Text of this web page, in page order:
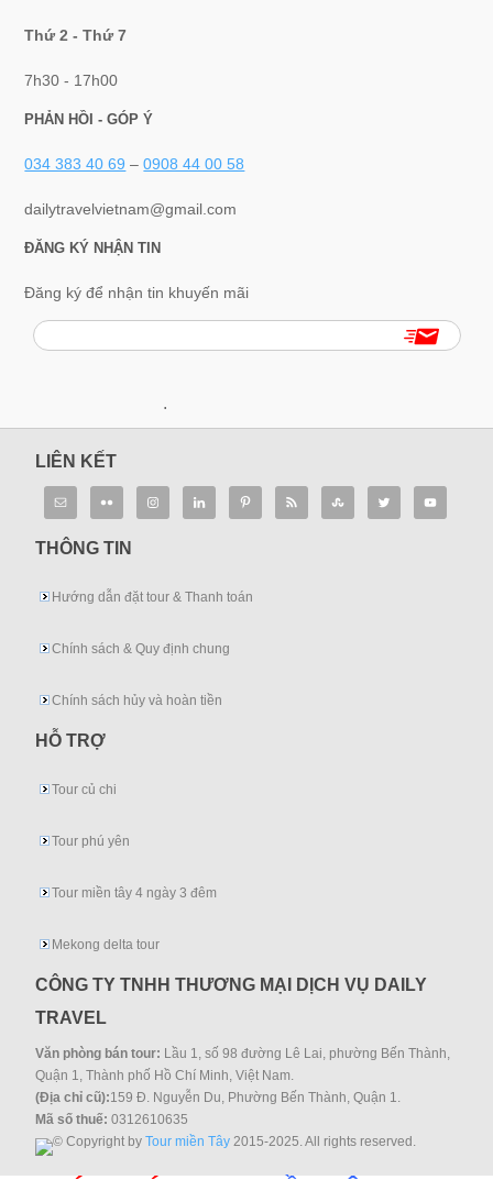
Thứ 2 - Thứ 7
7h30 - 17h00
PHẢN HỒI - GÓP Ý
034 383 40 69 –0908 44 00 58
dailytravelvietnam@gmail.com
ĐĂNG KÝ NHẬN TIN
Đăng ký để nhận tin khuyến mãi
.
LIÊN KẾT
THÔNG TIN
Hướng dẫn đặt tour & Thanh toán
Chính sách & Quy định chung
Chính sách hủy và hoàn tiền
HỖ TRỢ
Tour củ chi
Tour phú yên
Tour miền tây 4 ngày 3 đêm
Mekong delta tour
CÔNG TY TNHH THƯƠNG MẠI DỊCH VỤ DAILY
TRAVEL
Văn phòng bán tour: Lầu 1, số 98 đường Lê Lai, phường Bến Thành,
Quận 1, Thành phố Hồ Chí Minh, Việt Nam.
(Địa chỉ cũ):159 Đ. Nguyễn Du, Phường Bến Thành, Quận 1.
Mã số thuế: 0312610635
© Copyright byTour miền Tây 2015-2025. All rights reserved.